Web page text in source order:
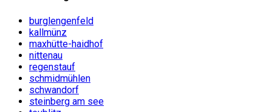
burglengenfeld
kallmünz
maxhütte-haidhof
nittenau
regenstauf
schmidmühlen
schwandorf
steinberg am see